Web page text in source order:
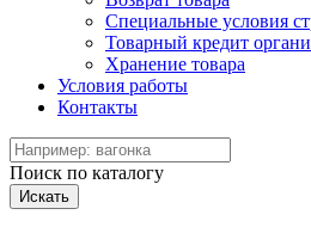
Специальные условия
Товарный кредит
Хранение товара
Условия работы
Контакты
Поиск по каталогу
Искать